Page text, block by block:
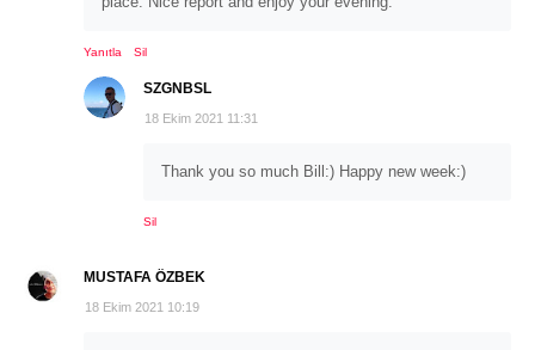
Yanıtla Sil
SZGNBSL
18 Ekim 2021 11:31
Thank you so much Bill:) Happy new week:)
Sil
MUSTAFA ÖZBEK
18 Ekim 2021 10:19